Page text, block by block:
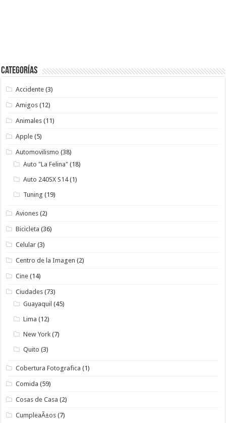
Categorías
Accidente (3)
Amigos (12)
Animales (11)
Apple (5)
Automovilismo (38)
Auto "La Felina" (18)
Auto 240SX S14(1)
Tuning (19)
Aviones (2)
Bicicleta (36)
Celular (3)
Centro de la Imagen (2)
Cine (14)
Ciudades (73)
Guayaquil (45)
Lima (12)
New York (7)
Quito (3)
Cobertura Fotografica (1)
Comida (59)
Cosas de Casa (2)
CumpleaÃ±os (7)